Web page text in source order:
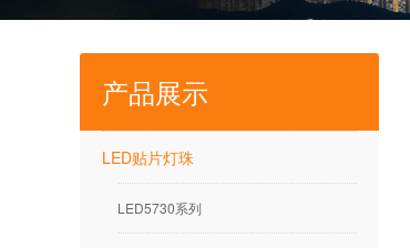
产品展示
LED贴片灯珠
LED5730系列